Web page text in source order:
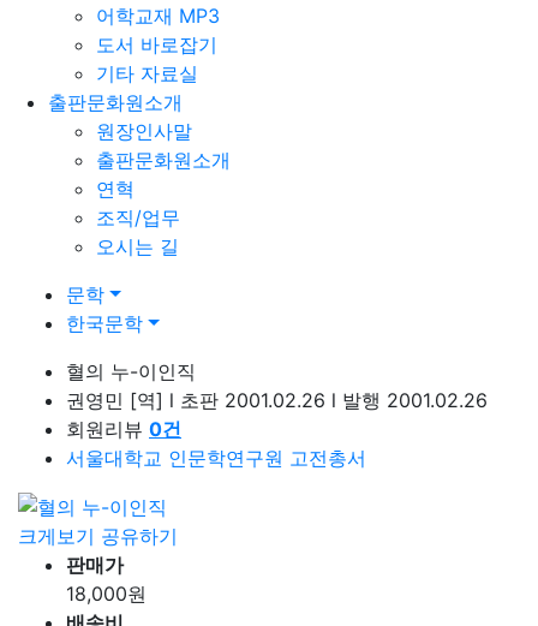
어학교재 MP3
도서 바로잡기
기타 자료실
출판문화원소개
원장인사말
출판문화원소개
연혁
조직/업무
오시는 길
문학
한국문학
혈의 누-이인직
권영민 [역] l 초판 2001.02.26 l 발행 2001.02.26
회원리뷰 0건
서울대학교 인문학연구원 고전총서
크게보기 공유하기
판매가
18,000원